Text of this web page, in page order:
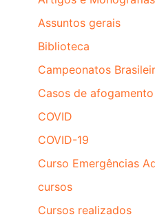
Assuntos gerais
Biblioteca
Campeonatos
Casos de afogamento
COVID
COVID-19
Curso Emergências
cursos
Cursos realizados